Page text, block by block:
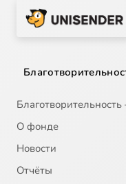
О фонде
Новости
Отчёты